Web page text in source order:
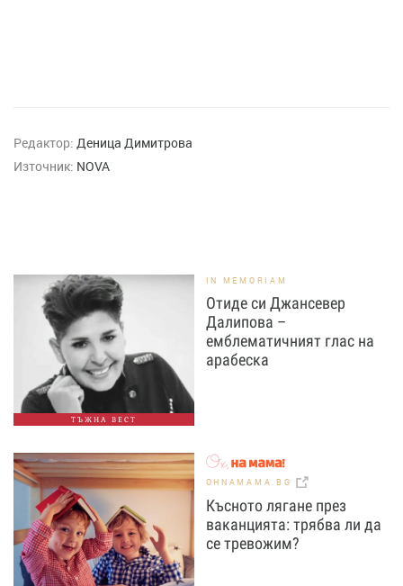
Редактор: Деница Димитрова
Източник: NOVA
ТЪЖНА ВЕСТ
IN MEMORIAM
Отиде си Джансевер
Далипова –
емблематичният глас на
арабеска
OHNAMAMA.BG
Късното лягане през
ваканцията: трябва ли да
се тревожим?